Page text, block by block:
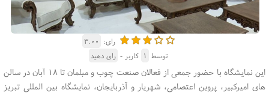
رای: ۳.۰۰
توسط ۱ کاربر - رای دهید
این نمایشگاه با حضور جمعی از فعالان صنعت چوب و مبلمان تا ۱۸ آبان در سالن
های امیرکبیر، پروین اعتصامی، شهریار و آذربایجان، نمایشگاه بین المللی تبریز